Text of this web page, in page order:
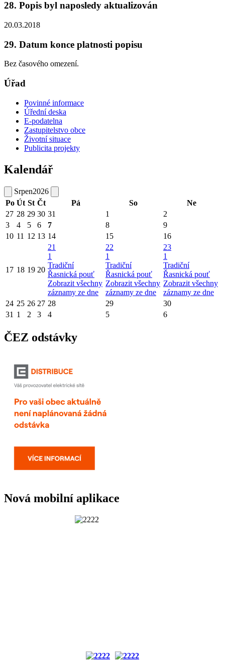
28. Popis byl naposledy aktualizován
20.03.2018
29. Datum konce platnosti popisu
Bez časového omezení.
Úřad
Povinné informace
Úřední deska
E-podatelna
Zastupitelstvo obce
Životní situace
Publicita projekty
Kalendář
Srpen2026
Po Út St Čt Pá So
Ne
27 28 29 30 31 1
2
3
4 5 6 7 8
9
10 11 12 13 14 15 16
17 18 19 20
21
1
Tradiční
Řasnická pouť
Zobrazit všechny
záznamy ze dne
22
1
Tradiční
Řasnická pouť
Zobrazit všechny
záznamy ze dne
23
1
Tradiční
Řasnická pouť
Zobrazit všechny
záznamy ze dne
24 25 26 27 28 29
30
31 1 2 3 4 5 6
ČEZ odstávky
Nová mobilní aplikace